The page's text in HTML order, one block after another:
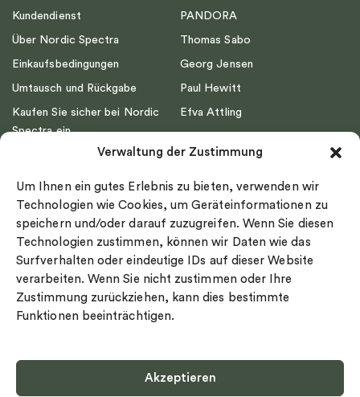
Verwaltung der Zustimmung
Um Ihnen ein gutes Erlebnis zu bieten, verwenden wir
Technologien wie Cookies, um Geräteinformationen zu
speichern und/oder darauf zuzugreifen. Wenn Sie diesen
Technologien zustimmen, können wir Daten wie das
Surfverhalten oder eindeutige IDs auf dieser Website
verarbeiten. Wenn Sie nicht zustimmen oder Ihre
Zustimmung zurückziehen, kann dies bestimmte
Funktionen beeinträchtigen.
Akzeptieren
Kundendienst
Über Nordic Spectra
Einkaufsbedingungen
Umtausch und Rückgabe
Kaufen Sie sicher bei Nordic
Spectra ein
Impressum
Ringgröße
Widerrufsrecht
Cookie-policy
Sekretesspolicy
PANDORA
Thomas Sabo
Georg Jensen
Paul Hewitt
Efva Attling
Drakenberg Sjölin
Nordic Spectra
Select country